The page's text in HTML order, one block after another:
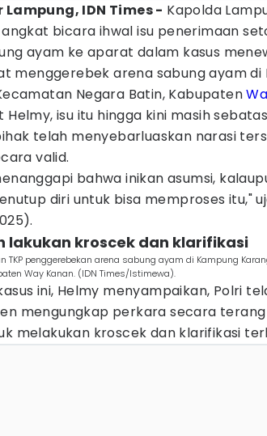
Lampung, IDN Times - Kapolda
bicara ihwal isu penerimaan
ayam ke aparat dalam kasus
menggerebek arena sabung ayam di
Negara Batin, Kabupaten
Helmy, isu itu hingga kini masih
telah menyebarluaskan narasi
valid.
bahwa inikan asumsi,
diri untuk bisa memproses itu,"
lakukan kroscek dan klarifikasi
TKP penggerebekan arena sabung ayam di Kampung
Way Kanan. (IDN Times/Istimewa).
ini, Helmy menyampaikan, Polri
mengungkap perkara secara
melakukan kroscek dan klarifikasi